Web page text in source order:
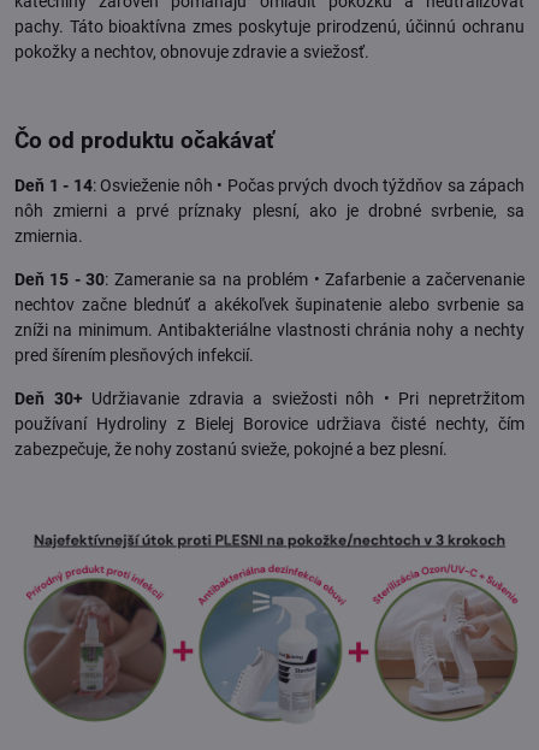
pachy. Táto bioaktívna zmes poskytuje prirodzenú, účinnú ochranu
pokožky a nechtov, obnovuje zdravie a sviežosť.
Čo od produktu očakávať
Deň 1 - 14: Osvieženie nôh • Počas prvých dvoch týždňov sa zápach
nôh zmierni a prvé príznaky plesní, ako je drobné svrbenie, sa
zmiernia.
Deň 15 - 30: Zameranie sa na problém • Zafarbenie a začervenanie
nechtov začne blednúť a akékoľvek šupinatenie alebo svrbenie sa
zníži na minimum. Antibakteriálne vlastnosti chránia nohy a nechty
pred šírením plesňových infekcií.
Deň 30+Udržiavanie zdravia a sviežosti nôh • Pri nepretržitom
používaní Hydroliny z Bielej Borovice udržiava čisté nechty, čím
zabezpečuje, že nohy zostanú svieže, pokojné a bez plesní.